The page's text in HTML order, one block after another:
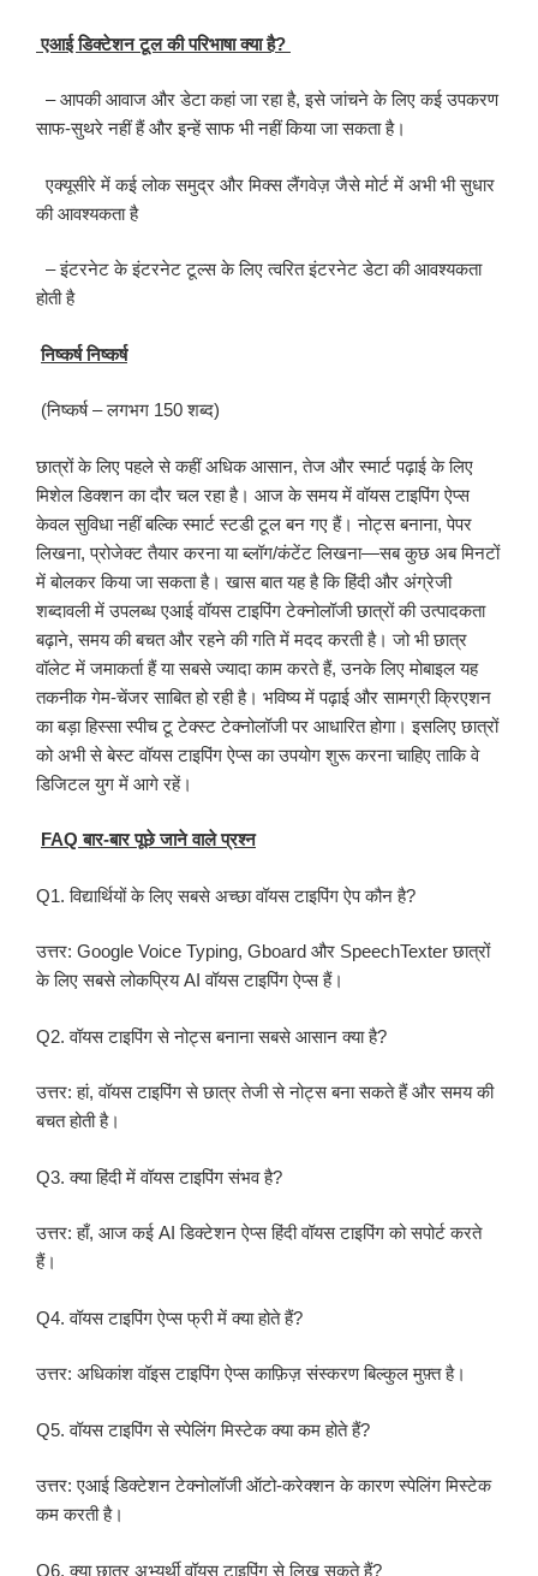
एआई डिक्टेशन टूल की परिभाषा क्या है?
– आपकी आवाज और डेटा कहां जा रहा है, इसे जांचने के लिए कई उपकरण
साफ-सुथरे नहीं हैं और इन्हें साफ भी नहीं किया जा सकता है।
एक्यूसीरे में कई लोक समुद्र और मिक्स लैंगवेज़ जैसे मोर्ट में अभी भी सुधार
की आवश्यकता है
– इंटरनेट के इंटरनेट टूल्स के लिए त्वरित इंटरनेट डेटा की आवश्यकता
होती है
निष्कर्ष निष्कर्ष
(निष्कर्ष – लगभग 150 शब्द)
छात्रों के लिए पहले से कहीं अधिक आसान, तेज और स्मार्ट पढ़ाई के लिए
मिशेल डिक्शन का दौर चल रहा है। आज के समय में वॉयस टाइपिंग ऐप्स
केवल सुविधा नहीं बल्कि स्मार्ट स्टडी टूल बन गए हैं। नोट्स बनाना, पेपर
लिखना, प्रोजेक्ट तैयार करना या ब्लॉग/कंटेंट लिखना—सब कुछ अब मिनटों
में बोलकर किया जा सकता है। खास बात यह है कि हिंदी और अंग्रेजी
शब्दावली में उपलब्ध एआई वॉयस टाइपिंग टेक्नोलॉजी छात्रों की उत्पादकता
बढ़ाने, समय की बचत और रहने की गति में मदद करती है। जो भी छात्र
वॉलेट में जमाकर्ता हैं या सबसे ज्यादा काम करते हैं, उनके लिए मोबाइल यह
तकनीक गेम-चेंजर साबित हो रही है। भविष्य में पढ़ाई और सामग्री क्रिएशन
का बड़ा हिस्सा स्पीच टू टेक्स्ट टेक्नोलॉजी पर आधारित होगा। इसलिए छात्रों
को अभी से बेस्ट वॉयस टाइपिंग ऐप्स का उपयोग शुरू करना चाहिए ताकि वे
डिजिटल युग में आगे रहें।
FAQ बार-बार पूछे जाने वाले प्रश्न
Q1. विद्यार्थियों के लिए सबसे अच्छा वॉयस टाइपिंग ऐप कौन है?
उत्तर: Google Voice Typing, Gboard और SpeechTexter छात्रों
के लिए सबसे लोकप्रिय AI वॉयस टाइपिंग ऐप्स हैं।
Q2. वॉयस टाइपिंग से नोट्स बनाना सबसे आसान क्या है?
उत्तर: हां, वॉयस टाइपिंग से छात्र तेजी से नोट्स बना सकते हैं और समय की
बचत होती है।
Q3. क्या हिंदी में वॉयस टाइपिंग संभव है?
उत्तर: हाँ, आज कई AI डिक्टेशन ऐप्स हिंदी वॉयस टाइपिंग को सपोर्ट करते
हैं।
Q4. वॉयस टाइपिंग ऐप्स फ्री में क्या होते हैं?
उत्तर: अधिकांश वॉइस टाइपिंग ऐप्स काफ़िज़ संस्करण बिल्कुल मुफ़्त है।
Q5. वॉयस टाइपिंग से स्पेलिंग मिस्टेक क्या कम होते हैं?
उत्तर: एआई डिक्टेशन टेक्नोलॉजी ऑटो-करेक्शन के कारण स्पेलिंग मिस्टेक
कम करती है।
Q6. क्या छात्र अभ्यर्थी वॉयस टाइपिंग से लिख सकते हैं?